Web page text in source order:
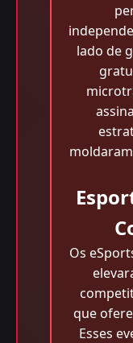
lado de
Os
que
Esses